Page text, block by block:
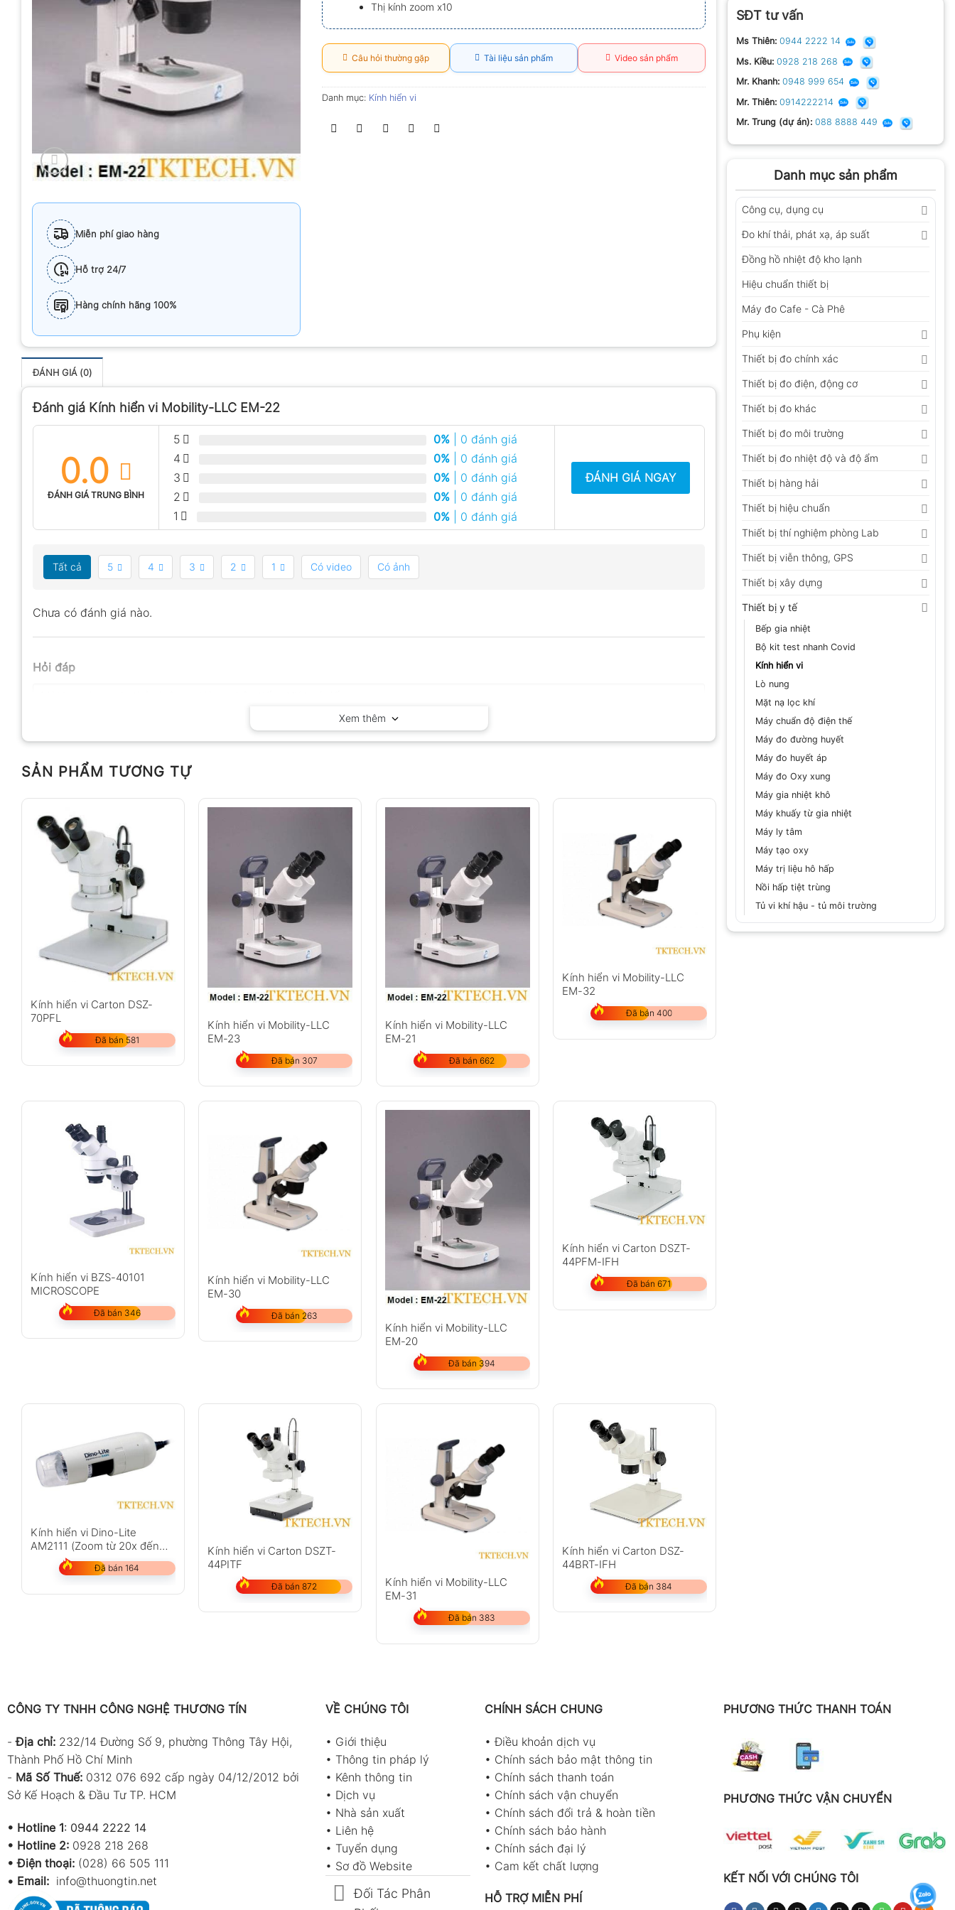
SĐT tư vấn
Ms Thiên: 0944 2222 14
Ms. Kiều: 0928 218 268
Mr. Khanh: 0948 999 654
Mr. Thiên: 0914222214
Mr. Trung (dự án): 088 8888 449
Danh mục sản phẩm
Công cụ, dụng cụ
Đo khí thải, phát xạ, áp suất
Đồng hồ nhiệt độ kho lạnh
Hiệu chuẩn thiết bị
Máy đo Cafe - Cà Phê
Phụ kiện
Thiết bị đo chính xác
Thiết bị đo điện, động cơ
Thiết bị đo khác
Thiết bị đo môi trường
Thiết bị đo nhiệt độ và độ ẩm
Thiết bị hàng hải
Thiết bị hiệu chuẩn
Thiết bị thí nghiệm phòng Lab
Thiết bị viễn thông, GPS
Thiết bị xây dựng
Thiết bị y tế
Bếp gia nhiệt
Bộ kit test nhanh Covid
Kính hiển vi
Lò nung
Mặt nạ lọc khí
Máy chuẩn độ điện thế
Máy đo đường huyết
Máy đo huyết áp
Máy đo Oxy xung
Máy gia nhiệt khô
Máy khuấy từ gia nhiệt
Máy ly tâm
Máy tạo oxy
Máy trị liệu hô hấp
Nồi hấp tiệt trùng
Tủ vi khí hậu - tủ môi trường
Miễn phí giao hàng
Hỗ trợ 24/7
Hàng chính hãng 100%
Thị kính zoom x10
Câu hỏi thường gặp Tài liệu sản phẩm Video sản phẩm
Danh mục: Kính hiển vi
ĐÁNH GIÁ (0)
Đánh giá Kính hiển vi Mobility-LLC EM-22
0.0
ĐÁNH GIÁ TRUNG BÌNH
5 0% | 0 đánh giá
4
0% | 0 đánh giá
3
0% | 0 đánh giá
2
0% | 0 đánh giá
1
0% | 0 đánh giá
ĐÁNH GIÁ NGAY
Tất cả 5 4 3 2 1 Có video Có ảnh
Chưa có đánh giá nào.
Hỏi đáp
Không có bình luận nào
Xem thêm
SẢN PHẨM TƯƠNG TỰ
Kính hiển vi Carton DSZ-
70PFL
Đã bán 581
Kính hiển vi Mobility-LLC
EM-23
Đã bán 307
Kính hiển vi Mobility-LLC
EM-21
Đã bán 662
Kính hiển vi Mobility-LLC
EM-32
Đã bán 400
Kính hiển vi BZS-40101
MICROSCOPE
Đã bán 346
Kính hiển vi Mobility-LLC
EM-30
Đã bán 263
Kính hiển vi Mobility-LLC
EM-20
Đã bán 394
Kính hiển vi Carton DSZT-
44PFM-IFH
Đã bán 671
Kính hiển vi Dino-Lite
AM2111 (Zoom từ 20x đến
Đã bán 164
Kính hiển vi Carton DSZT-
44PITF
Đã bán 872
Kính hiển vi Mobility-LLC
EM-31
Đã bán 383
Kính hiển vi Carton DSZ-
44BRT-IFH
Đã bán 384
CÔNG TY TNHH CÔNG NGHỆ THƯƠNG TÍN
-Địa chỉ: 232/14 Đường Số 9, phường Thông Tây Hội,
Thành Phố Hồ Chí Minh
- Mã Số Thuế: 0312 076 692 cấp ngày 04/12/2012 bởi
Sở Kế Hoạch & Đầu Tư TP. HCM
• Hotline 1: 0944 2222 14
• Hotline 2: 0928 218 268
• Điện thoại: (028) 66 505 111
• Email: info@thuongtin.net
VỀ CHÚNG TÔI
• Giới thiệu
• Thông tin pháp lý
• Kênh thông tin
• Dịch vụ
• Nhà sản xuất
• Liên hệ
• Tuyển dụng
• Sơ đồ Website
Đối Tác Phân
CHÍNH SÁCH CHUNG
•Điều khoản dịch vụ
• Chính sách bảo mật thông tin
• Chính sách thanh toán
• Chính sách vận chuyển
• Chính sách đổi trả & hoàn tiền
• Chính sách bảo hành
• Chính sách đại lý
• Cam kết chất lượng
HỖ TRỢ MIỄN PHÍ
PHƯƠNG THỨC THANH TOÁN
PHƯƠNG THỨC VẬN CHUYỂN
KẾT NỐI VỚI CHÚNG TÔI